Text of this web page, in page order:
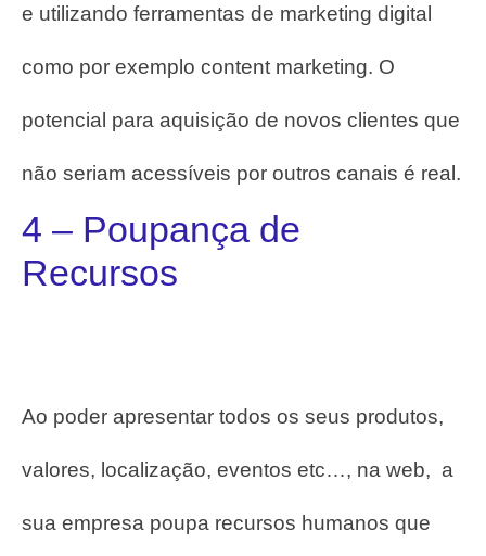
e utilizando ferramentas de marketing digital
como por exemplo content marketing. O
potencial para aquisição de novos clientes que
não seriam acessíveis por outros canais é real.
4 – Poupança de
Recursos
Ao poder apresentar todos os seus produtos,
valores, localização, eventos etc…, na web, a
sua empresa poupa recursos humanos que